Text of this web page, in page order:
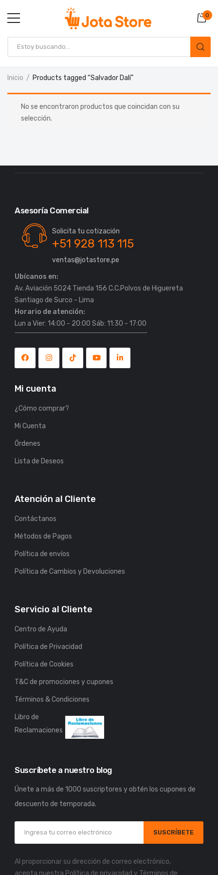
0
Inicio Products tagged “Salvador Dalí”
No se encontraron productos que coincidan con su
selección.
Asesoría Comercial
Solicita tu cotización
+51 928 113 115
ventas@jotastore.pe
Ubícanos en:
Av. Aviación 5024 Tienda 156 C.C.Polvos de Higuereta
Horario de atención:
Lun a Vier: 14:00 - 20:00 Sáb: 11:30 - 17:00
Mi cuenta
¿Cómo comprar?
Mi Cuenta
Órdenes
Lista de Deseos
Atención al Cliente
Contáctanos
Métodos de Pagos
Política de envíos
Política de Cambios y Devoluciones
Servicio al Cliente
Centro de Ayuda
Política de Privacidad
Política de Cookies
T&C de promociones y cupones
Términos & Condiciones
Libro de
Reclamaciones
Suscríbete a nuestro blog
Únete a más de 1000 suscriptores y obtén los cupones de
descuento de temporada.
SUSCRÍBETE
Al proporcionar su dirección de correo electrónico,
acepta nuestra Política de privacidad y Términos de